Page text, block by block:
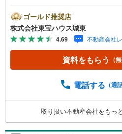
カレンダーの作成▽ご購入
として暮らしの「安心」を
産キャンペーン対象店舗】
ボーナスライトがもらえる
ャンペーン」の対象にな
予約をする」ボタンから
スライトは出金と譲渡はで
時受け付けております！■
（諸費用もOK）お気軽にお
ゴールド推奨店
株式会社東宝ハウス城東
4.69 不動産会社
資料をもらう （
電話する （通
取り扱い不動産会社をもっ